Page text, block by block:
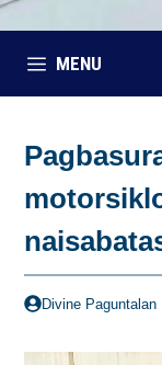
MENU
Divine Paguntalan